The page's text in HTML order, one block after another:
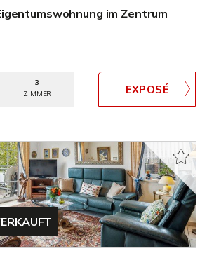
im Zentrum
3
ZIMMER